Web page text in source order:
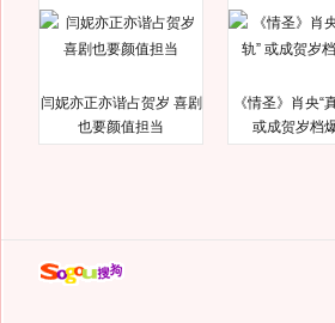
闫妮亦正亦谐占贺岁 喜剧
也要颜值担当
《情圣》肖央“
或成贺岁档